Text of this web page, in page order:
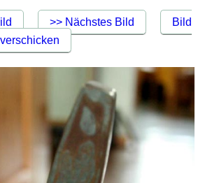
>> Nächstes Bild
Bild
verschicken